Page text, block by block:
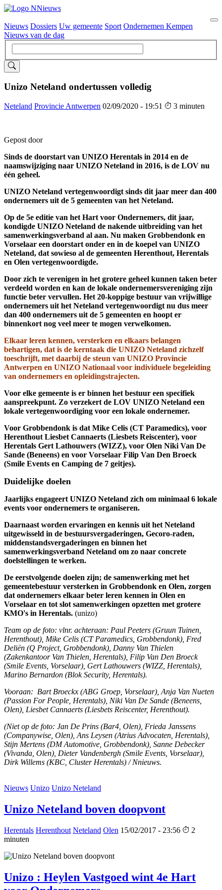
Hoofdnavigatie
Nieuws Dossiers Uw gemeente Sport Ondernemen Kempen
Nieuws van de dag
Unizo Neteland ondertussen volledig
Neteland Provincie Antwerpen 02/09/2020 - 19:51 3 minuten
Gepost door
Sinds de doorstart van UNIZO Herentals in 2014 en de
naamswijziging naar UNIZO Neteland in 2016, is de LOV nu
één geheel.
UNIZO Neteland vertegenwoordigt sinds dit jaar meer dan 400
ondernemers uit de 5 gemeenten van het Neteland.
Op de 5e editie van het Hart voor Ondernemers, dit jaar,
kondigde UNIZO Neteland de nakende uitbreiding van het
samenwerkingsverband al aan. Nu maken Grobbendonk en
Vorselaar een doorstart onder en in de koepel van UNIZO
Neteland, dat sowieso al de gemeenten Herenthout, Herentals
en Olen vertegenwoordigde.
Door zich te verenigen in het grotere geheel kunnen taken beter
verdeeld worden en kan de lokale ondernemersvereniging zijn
functie beter vervullen. Het 20-koppige bestuur van vrijwillige
ondernemers uit het Neteland vertegenwoordigt nu dus meer
dan 400 ondernemers uit de 5 gemeenten en hoopt er
binnenkort nog veel meer te mogen verwelkomen.
Elkaar leren kennen, versterken en elkaars belangen
behartigen, dat is de kerntaak die UNIZO Neteland zichzelf
toeschrijft, met daarbij de steun van UNIZO Provincie
Antwerpen en UNIZO Nationaal voor individuele begeleiding
van ondernemers en opleidingstrajecten.
Voor elke gemeente is er binnen het bestuur een specifiek
aanspreekpunt. Zo verzekert de LOV UNIZO Neteland een
lokale vertegenwoordiging voor een lokale ondernemer.
Voor Grobbendonk is dat Mike Celis (CT Paramedics), voor
Herenthout Liesbet Cannaerts (Liesbets Reiscenter), voor
Herentals Gert Lathouwers (WIZZ), voor Olen Niki Van De
Sande (Beneens) en voor Vorselaar Filip Van Den Broeck
(Smile Events en Camping de 7 geitjes).
Duidelijke doelen
Jaarlijks engageert UNIZO Neteland zich om minimaal 6 lokale
events voor ondernemers te organiseren.
Daarnaast worden ervaringen en kennis uit het Neteland
uitgewisseld in de bestuursvergaderingen, Gecoro-raden,
middenstandsvergaderingen en binnen het
samenwerkingsverband Neteland om zo naar concrete
doelstellingen te werken.
De eerstvolgende doelen zijn; de samenwerking met het
gemeentebestuur versterken in Grobbendonk en Olen, zorgen
dat ondernemers elkaar beter leren kennen in Olen en
Vorselaar en tot slot samenwerkingen opzetten met grotere
KMO's in Herentals. (unizo)
Team op de foto: vlnr. achteraan: Paul Peeters (Gruun Tuinen,
Herenthout), Mike Celis (CT Paramedics, Grobbendonk), Fred
Deliën (Q Project, Grobbendonk), Danny Van Thielen
(Zakenkantoor Van Thielen, Herentals), Filip Van Den Broeck
(Smile Events, Vorselaar), Gert Lathouwers (WIZZ, Herentals),
Marino Bernardon (Blok Security, Herentals).
Vooraan: Bart Broeckx (ABG Groep, Vorselaar), Anja Van Nueten
(Passion For People, Herentals), Niki Van De Sande (Beneens,
Olen), Liesbet Cannaerts (Liesbets Reiscenter, Herenthout).
(Niet op de foto: Jan De Prins (Bar4, Olen), Frieda Janssens
(Companywise, Olen), Ans Leysen (Atrius Advocaten, Herentals),
Stijn Mertens (DM Automotive, Grobbendonk), Sanne Debecker
(Vivanda, Olen), Dieter Vandenbergh (Smile Events, Vorselaar),
Dirk Willems (KBC, Cluster Herentals) / Nnieuws.
Nieuws Unizo Unizo Neteland
Unizo Neteland boven doopvont
Herentals Herenthout Neteland Olen 15/02/2017 - 23:56
2
minuten
Unizo : Heylen Vastgoed wint 4e Hart